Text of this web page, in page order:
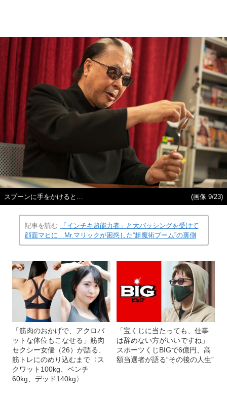
スプーンに手をかけると… (画像 9/23)
記事を読む
「インチキ超能力者」と大バッシングを受けて
顔面マヒに…Mr.マリックが困惑した“超魔術ブーム”の裏側
「筋肉のおかげで、アクロバ
ットな体位もこなせる」筋肉
セクシー女優（26）が語る、
筋トレにのめり込むまで〈ス
クワット100kg、ベンチ
60kg、デッド140kg〉
「宝くじに当たっても、仕事
は辞めない方がいいですね」
スポーツくじBIGで6億円、高
額当選者が語る“その後の人生”